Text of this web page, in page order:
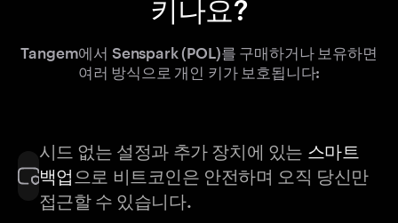
키나요?
Tangem에서 Senspark (POL)를 구매하거나 보유하면
여러 방식으로 개인 키가 보호됩니다:
시드 없는 설정과 추가 장치에 있는 스마트
백업 으로 비트코인은 안전하며 오직 당신만
접근할 수 있습니다.